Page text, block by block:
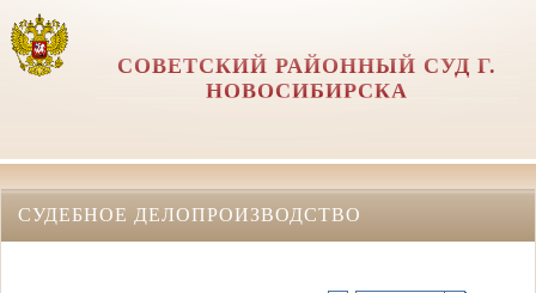
СОВЕТСКИЙ РАЙОННЫЙ СУД Г.
НОВОСИБИРСКА
СУДЕБНОЕ ДЕЛОПРОИЗВОДСТВО